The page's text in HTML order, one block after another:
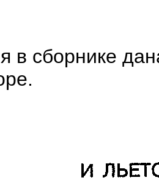
в сборнике